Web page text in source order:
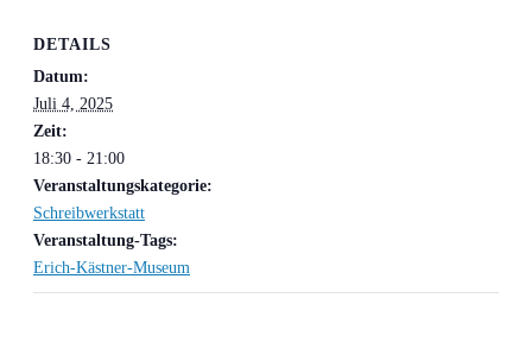
DETAILS
Datum:
Juli 4, 2025
Zeit:
18:30 - 21:00
Veranstaltungskategorie:
Schreibwerkstatt
Veranstaltung-Tags:
Erich-Kästner-Museum